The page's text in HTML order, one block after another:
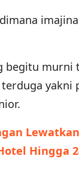
begitu murni
yakni
Hingga